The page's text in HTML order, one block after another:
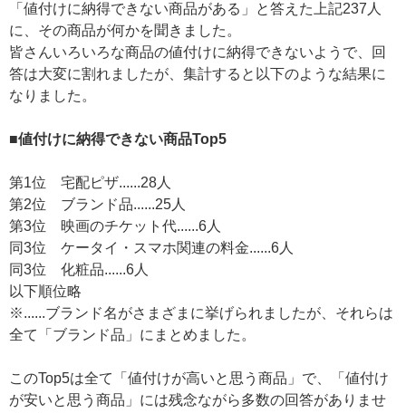
「値付けに納得できない商品がある」と答えた上記237人
に、その商品が何かを聞きました。
皆さんいろいろな商品の値付けに納得できないようで、回
答は大変に割れましたが、集計すると以下のような結果に
なりました。
■値付けに納得できない商品Top5
第1位 宅配ピザ......28人
第2位 ブランド品......25人
第3位 映画のチケット代......6人
同3位 ケータイ・スマホ関連の料金......6人
同3位 化粧品......6人
以下順位略
※......ブランド名がさまざまに挙げられましたが、それらは
全て「ブランド品」にまとめました。
このTop5は全て「値付けが高いと思う商品」で、「値付け
が安いと思う商品」には残念ながら多数の回答がありませ